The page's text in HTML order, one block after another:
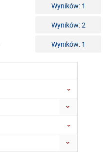
Wyników: 1
Wyników: 2
Wyników: 1